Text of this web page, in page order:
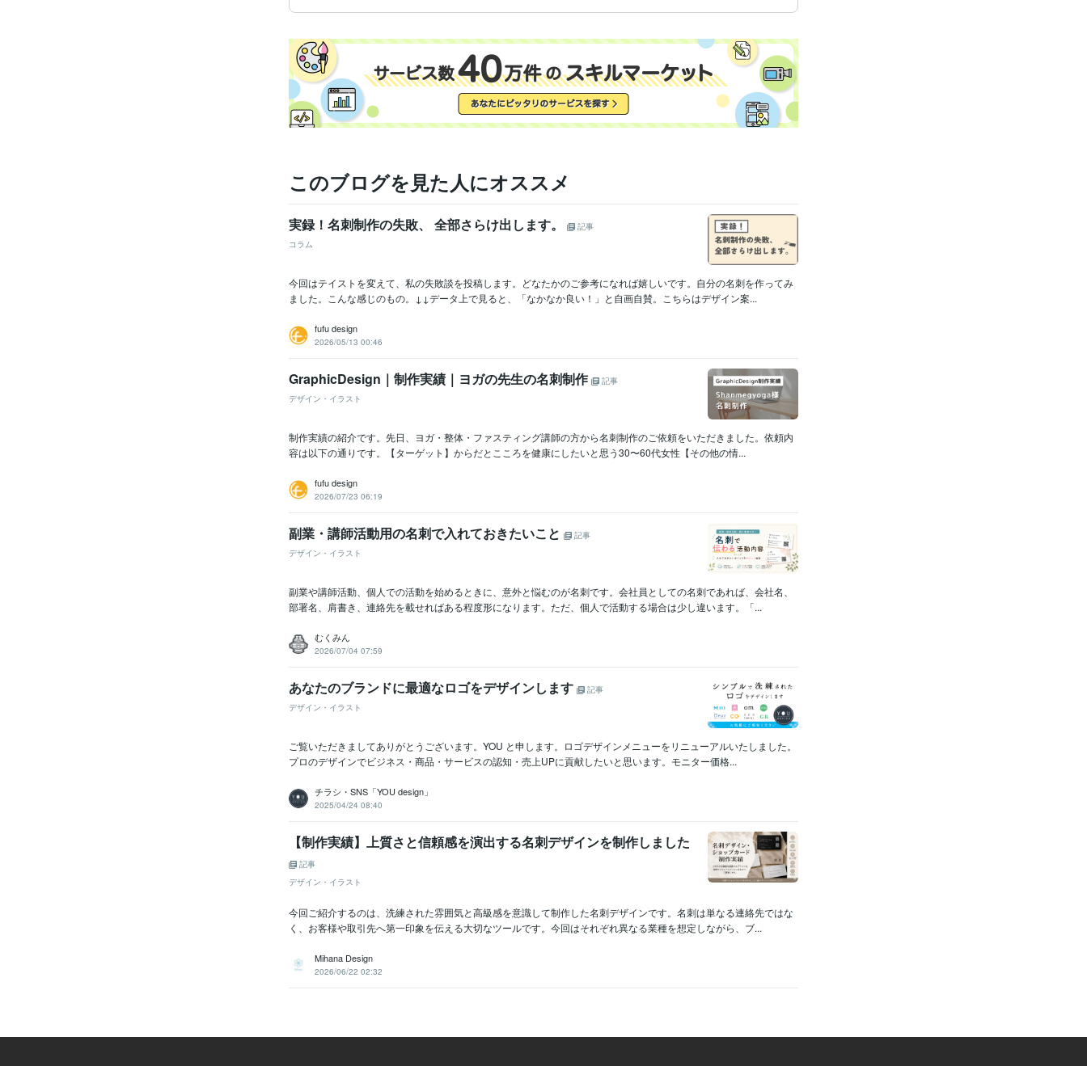
このブログを見た人にオススメ
実録！名刺制作の失敗、 全部さらけ出します。
記事
コラム
今回はテイストを変えて、私の失敗談を投稿します。どなたかのご参考になれば嬉しいです。自分の名刺を作ってみ
ました。こんな感じのもの。↓↓データ上で見ると、「なかなか良い！」と自画自賛。こちらはデザイン案...
fufu design
2026/05/13 00:46
GraphicDesign｜制作実績｜ヨガの先生の名刺制作
記事
デザイン・イラスト
制作実績の紹介です。先日、ヨガ・整体・ファスティング講師の方から名刺制作のご依頼をいただきました。依頼内
容は以下の通りです。【ターゲット】からだとこころを健康にしたいと思う30〜60代女性【その他の情...
fufu design
2026/07/23 06:19
副業・講師活動用の名刺で入れておきたいこと
記事
デザイン・イラスト
副業や講師活動、個人での活動を始めるときに、意外と悩むのが名刺です。会社員としての名刺であれば、会社名、
部署名、肩書き、連絡先を載せればある程度形になります。ただ、個人で活動する場合は少し違います。「...
むくみん
2026/07/04 07:59
あなたのブランドに最適なロゴをデザインします
記事
デザイン・イラスト
ご覧いただきましてありがとうございます。YOU と申します。ロゴデザインメニューをリニューアルいたしました。
プロのデザインでビジネス・商品・サービスの認知・売上UPに貢献したいと思います。モニター価格...
チラシ・SNS「YOU design」
2025/04/24 08:40
【制作実績】上質さと信頼感を演出する名刺デザインを制作しました
記事
デザイン・イラスト
今回ご紹介するのは、洗練された雰囲気と高級感を意識して制作した名刺デザインです。名刺は単なる連絡先ではな
く、お客様や取引先へ第一印象を伝える大切なツールです。今回はそれぞれ異なる業種を想定しながら、ブ...
Mihana Design
2026/06/22 02:32